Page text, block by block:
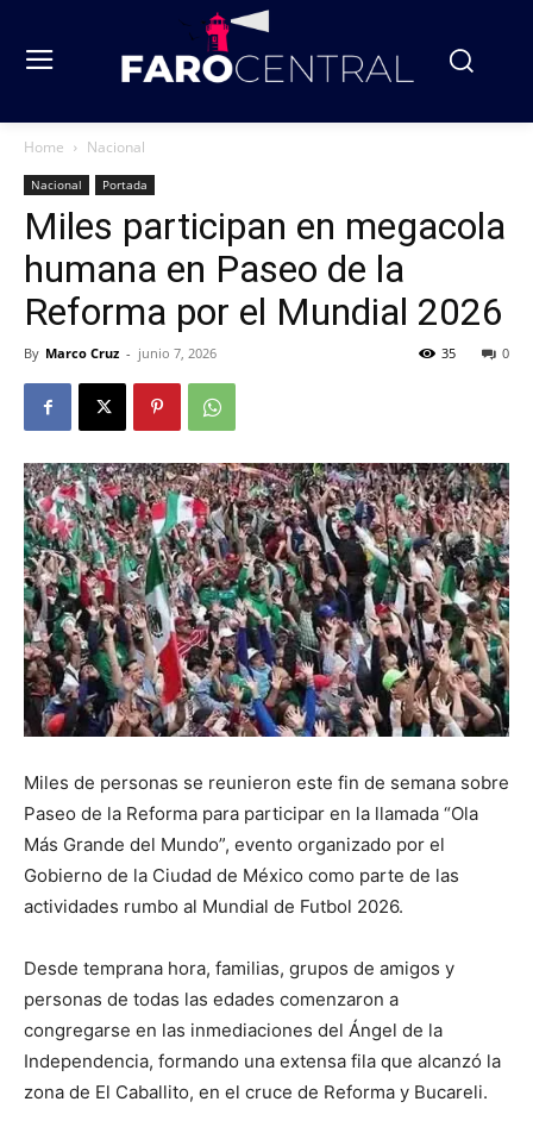
Home Nacional
Nacional Portada
Miles participan en megacola
humana en Paseo de la
Reforma por el Mundial 2026
By Marco Cruz - junio 7, 2026 0
35
Miles de personas se reunieron este fin de semana sobre
Paseo de la Reforma para participar en la llamada “Ola
Más Grande del Mundo”, evento organizado por el
Gobierno de la Ciudad de México como parte de las
actividades rumbo al Mundial de Futbol 2026.
Desde temprana hora, familias, grupos de amigos y
personas de todas las edades comenzaron a
congregarse en las inmediaciones del Ángel de la
Independencia, formando una extensa fila que alcanzó la
zona de El Caballito, en el cruce de Reforma y Bucareli.